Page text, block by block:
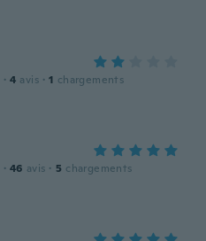
· 4 avis · 1 chargements
· 46 avis · 5 chargements